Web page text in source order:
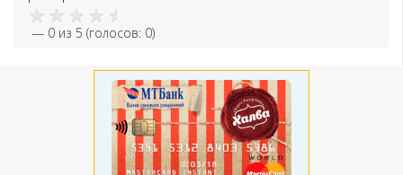
— 0 из 5 (голосов: 0)